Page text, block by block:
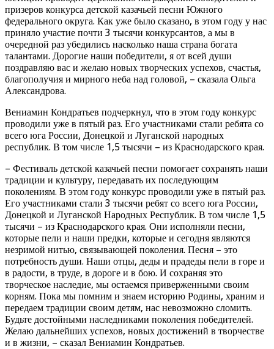
призеров конкурса детской казачьей песни Южного
федерального округа. Как уже было сказано, в этом году у нас
приняло участие почти 3 тысячи конкурсантов, а мы в
очередной раз убедились насколько наша страна богата
талантами. Дорогие наши победители, я от всей души
поздравляю вас и желаю новых творческих успехов, счастья,
благополучия и мирного неба над головой, – сказала Ольга
Александрова.
Вениамин Кондратьев подчеркнул, что в этом году конкурс
проводили уже в пятый раз. Его участниками стали ребята со
всего юга России, Донецкой и Луганской народных
республик. В том числе 1,5 тысячи – из Краснодарского края.
– Фестиваль детской казачьей песни помогает сохранять наши
традиции и культуру, передавать их последующим
поколениям. В этом году конкурс проводили уже в пятый раз.
Его участниками стали 3 тысячи ребят со всего юга России,
Донецкой и Луганской Народных Республик. В том числе 1,5
тысячи – из Краснодарского края. Они исполняли песни,
которые пели и наши предки, которые и сегодня являются
незримой нитью, связывающей поколения. Песня – это
потребность души. Наши отцы, деды и прадеды пели в горе и
в радости, в труде, в дороге и в бою. И сохраняя это
творческое наследие, мы остаемся приверженными своим
корням. Пока мы помним и знаем историю Родины, храним и
передаем традиции своим детям, нас невозможно сломить.
Будьте достойными наследниками поколения победителей.
Желаю дальнейших успехов, новых достижений в творчестве
и в жизни, – сказал Вениамин Кондратьев.